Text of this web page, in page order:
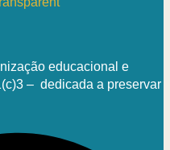
educacional e
– dedicada a preservar